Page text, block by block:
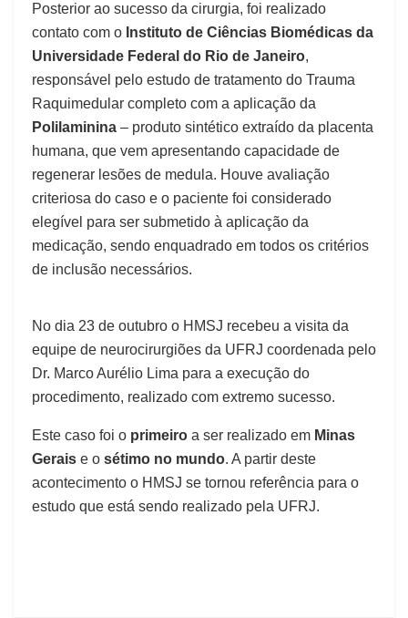
Posterior ao sucesso da cirurgia, foi realizado
contato com o Instituto de Ciências Biomédicas da
Universidade Federal do Rio de Janeiro,
responsável pelo estudo de tratamento do Trauma
Raquimedular completo com a aplicação da
Polilaminina – produto sintético extraído da placenta
humana, que vem apresentando capacidade de
regenerar lesões de medula. Houve avaliação
criteriosa do caso e o paciente foi considerado
elegível para ser submetido à aplicação da
medicação, sendo enquadrado em todos os critérios
de inclusão necessários.
No dia 23 de outubro o HMSJ recebeu a visita da
equipe de neurocirurgiões da UFRJ coordenada pelo
Dr. Marco Aurélio Lima para a execução do
procedimento, realizado com extremo sucesso.
Este caso foi o primeiro a ser realizado em Minas
Gerais e o sétimo no mundo. A partir deste
acontecimento o HMSJ se tornou referência para o
estudo que está sendo realizado pela UFRJ.